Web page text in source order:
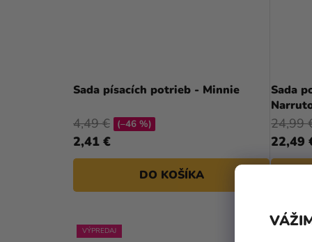
Sada písacích potrieb - Minnie
2,41 €
4,49 € (–46 %)
DO KOŠÍKA
Sada
22,49
24,99
VÝPREDAJ